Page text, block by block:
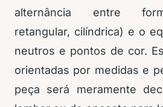
alternância entre
retangular, cilíndrica) e o
neutros e pontos de cor.
orientadas por medidas e
peça será meramente